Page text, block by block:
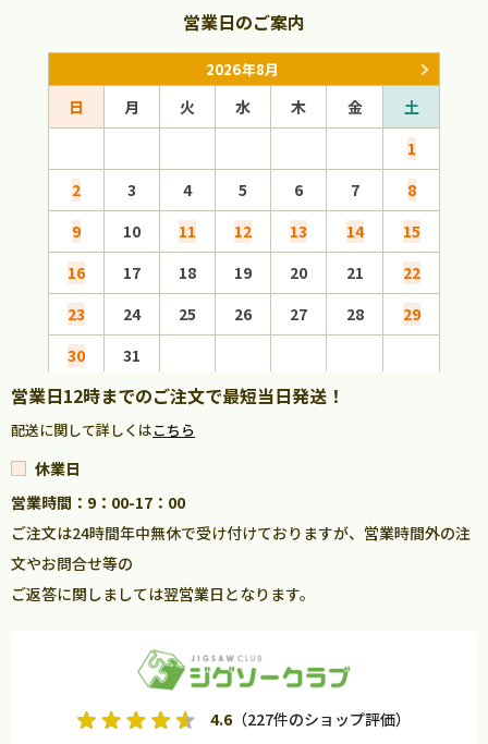
営業日のご案内
2026年8月
日 月 火 水 木 金
土
1
2
3 4 5 6 7
8
9
10 11 12 13 14
15
16
17 18 19 20 21
22
23
24 25 26 27 28
29
30
31
営業日12時までのご注文で最短当日発送！
配送に関して詳しくはこちら
休業日
営業時間：9：00-17：00
ご注文は24時間年中無休で受け付けておりますが、営業時間外の注
文やお問合せ等の
ご返答に関しましては翌営業日となります。
4.6 （227件のショップ評価）